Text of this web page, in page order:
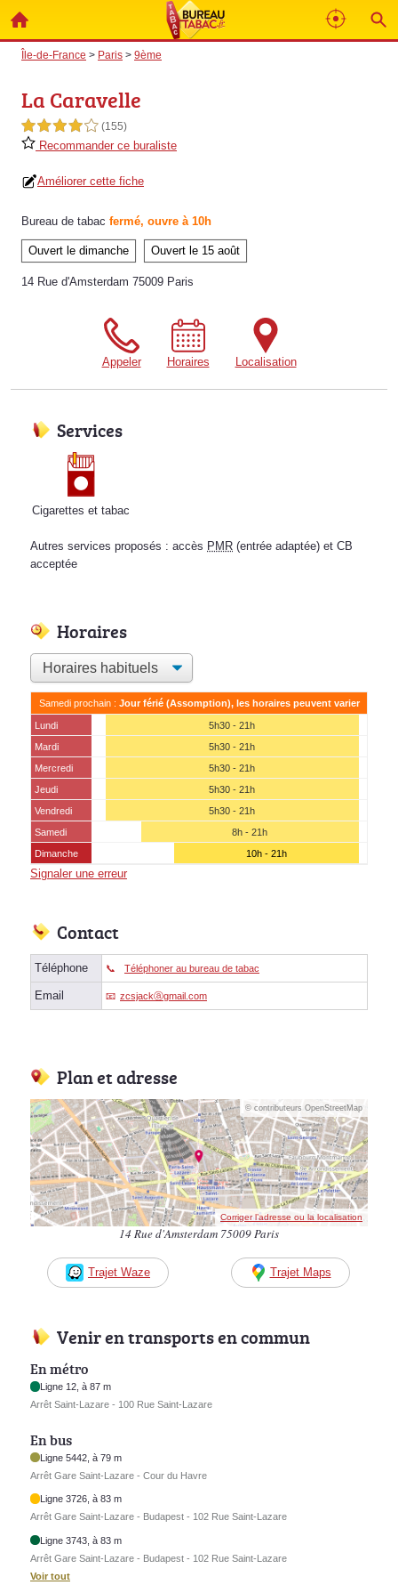
Île-de-France > Paris > 9ème
La Caravelle
4,0 étoiles sur 5 (155)
Recommander ce buraliste
Améliorer cette fiche
Bureau de tabac fermé, ouvre à 10h
Ouvert le dimanche Ouvert le 15 août
14 Rue d'Amsterdam 75009 Paris
Appeler Horaires Localisation
Services
Cigarettes et tabac
Autres services proposés : accès PMR (entrée adaptée) et CB
acceptée
Horaires
Samedi prochain : Jour férié (Assomption), les horaires peuvent varier
Lundi
5h30 - 21h
Mardi
5h30 - 21h
Mercredi
5h30 - 21h
Jeudi
5h30 - 21h
Vendredi
5h30 - 21h
Samedi
8h - 21h
Dimanche
10h - 21h
Signaler une erreur
Contact
Téléphone Téléphoner au bureau de tabac
Email zcsjackⓐgmail.com
Plan et adresse
© contributeurs OpenStreetMap
Corriger l’adresse ou la localisation
14 Rue d'Amsterdam 75009 Paris
Trajet Waze Trajet Maps
Venir en transports en commun
En métro
Ligne 12, à 87 m
Arrêt Saint-Lazare - 100 Rue Saint-Lazare
En bus
Ligne 5442, à 79 m
Arrêt Gare Saint-Lazare - Cour du Havre
Ligne 3726, à 83 m
Arrêt Gare Saint-Lazare - Budapest - 102 Rue Saint-Lazare
Ligne 3743, à 83 m
Arrêt Gare Saint-Lazare - Budapest - 102 Rue Saint-Lazare
Voir tout